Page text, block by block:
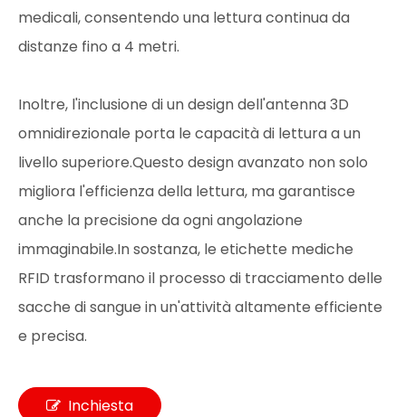
medicali, consentendo una lettura continua da
distanze fino a 4 metri.
Inoltre, l'inclusione di un design dell'antenna 3D
omnidirezionale porta le capacità di lettura a un
livello superiore.Questo design avanzato non solo
migliora l'efficienza della lettura, ma garantisce
anche la precisione da ogni angolazione
immaginabile.In sostanza, le etichette mediche
RFID trasformano il processo di tracciamento delle
sacche di sangue in un'attività altamente efficiente
e precisa.
Inchiesta